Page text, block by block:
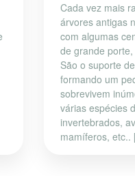
Cada vez mais
árvores antigas
com algumas
de grande
São o suporte
formando um
sobrevivem
várias espécies
invertebrados,
mamíferos, etc..